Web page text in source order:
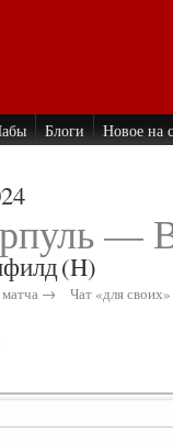
Блоги Новое на
—
(H)
→ Чат «для